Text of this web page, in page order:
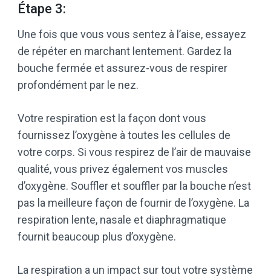
Étape 3:
Une fois que vous vous sentez à l’aise, essayez
de répéter en marchant lentement. Gardez la
bouche fermée et assurez-vous de respirer
profondément par le nez.
Votre respiration est la façon dont vous
fournissez l’oxygène à toutes les cellules de
votre corps. Si vous respirez de l’air de mauvaise
qualité, vous privez également vos muscles
d’oxygène. Souffler et souffler par la bouche n’est
pas la meilleure façon de fournir de l’oxygène. La
respiration lente, nasale et diaphragmatique
fournit beaucoup plus d’oxygène.
La respiration a un impact sur tout votre système